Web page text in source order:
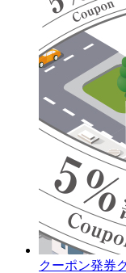
クーポン発券